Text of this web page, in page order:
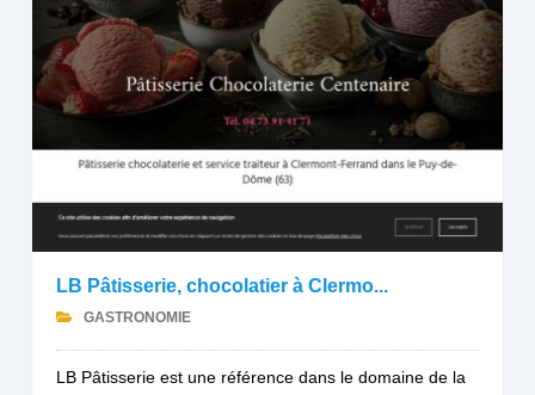
LB Pâtisserie, chocolatier à Clermo...
GASTRONOMIE
LB Pâtisserie est une référence dans le domaine de la